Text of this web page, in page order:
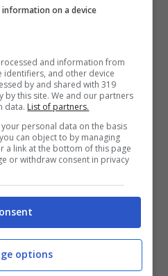
i locali nell’ex
non solo.
danno erariale
responsabilità dei
questione ricadono
del Centro di
– si legge
il rilevante
il conseguente
di rivolgersi a strutture
o non, per
on a device
and information from
identifiers, and other device
by and shared with 319
by this site. We and our partners
data. List of partners.
personal data on the basis
can object to by managing
a link at the bottom of this page
or withdraw consent in privacy
options